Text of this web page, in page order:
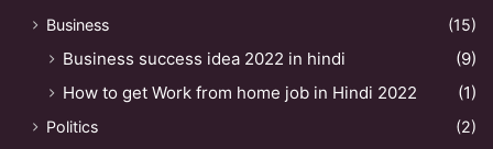
Business (15)
Business success idea 2022 in hindi
(9)
How to get Work from home job in Hindi 2022
(1)
Politics
(2)